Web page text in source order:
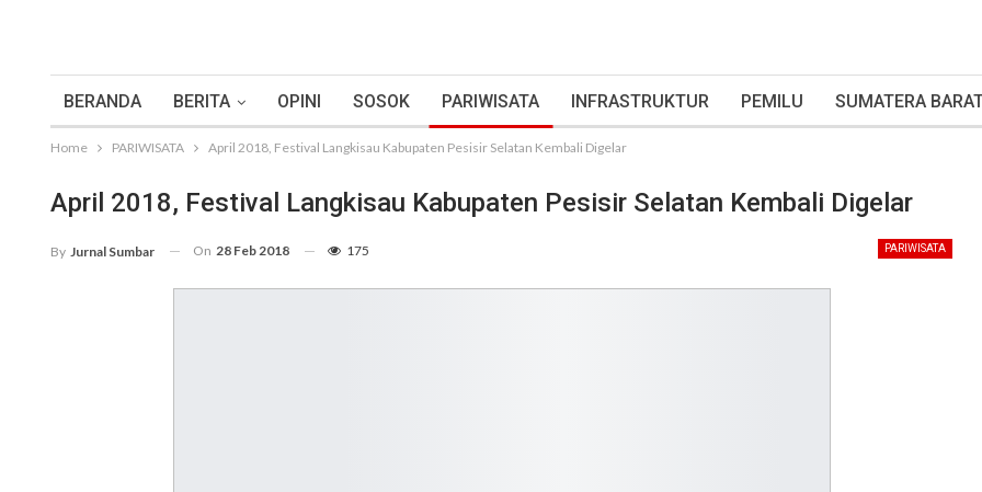
BERANDA BERITA OPINI SOSOK PARIWISATA INFRASTRUKTUR PEMILU SUMATERA
Home PARIWISATA April 2018, Festival Langkisau Kabupaten Pesisir Selatan Kembali Digelar
April 2018, Festival Langkisau Kabupaten Pesisir Selatan Kembali Digelar
PARIWISATA
By Jurnal Sumbar On 28 Feb 2018 175